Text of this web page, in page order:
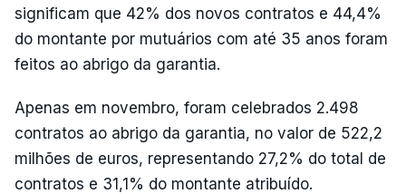
significam que 42% dos novos contratos e 44,4%
do montante por mutuários com até 35 anos foram
feitos ao abrigo da garantia.
Apenas em novembro, foram celebrados 2.498
contratos ao abrigo da garantia, no valor de 522,2
milhões de euros, representando 27,2% do total de
contratos e 31,1% do montante atribuído.